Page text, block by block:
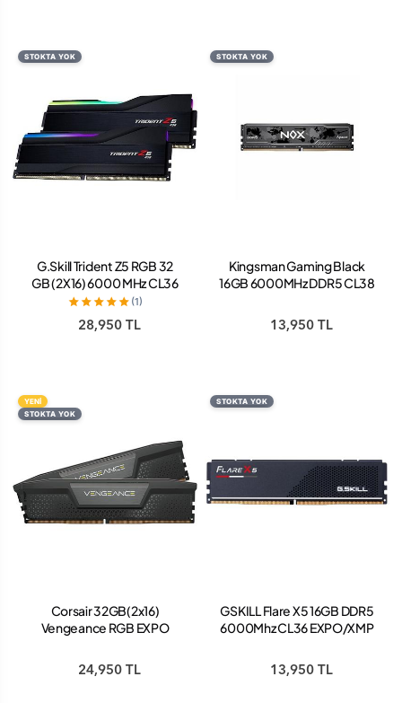
STOKTA YOK
G.Skill Trident Z5 RGB 32
GB (2X16) 6000 MHz CL36
F5-6000J3636F16GX2-
TZ5RK DDR5 Ram
(1)
28,950 TL
STOKTA YOK
Kingsman Gaming Black
16GB 6000MHz DDR5 CL38
KSD516G60C38MST
13,950 TL
YENİ
STOKTA YOK
Corsair 32GB(2x16)
Vengeance RGB EXPO
(CMH32GX5M2B6000Z38)
24,950 TL
STOKTA YOK
GSKILL Flare X5 16GB DDR5
6000Mhz CL36 EXPO/XMP
13,950 TL